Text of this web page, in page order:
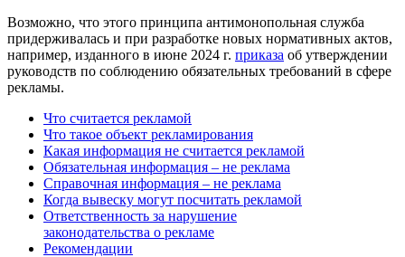
Возможно, что этого принципа антимонопольная служба
придерживалась и при разработке новых нормативных актов,
например, изданного в июне 2024 г. приказа об утверждении
руководств по соблюдению обязательных требований в сфере
рекламы.
Что считается рекламой
Что такое объект рекламирования
Какая информация не считается рекламой
Обязательная информация – не реклама
Справочная информация – не реклама
Когда вывеску могут посчитать рекламой
Ответственность за нарушение
законодательства о рекламе
Рекомендации